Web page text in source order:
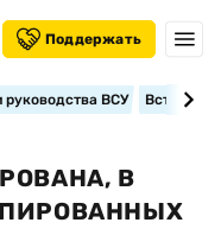
Поддержать
руководства ВСУ
В